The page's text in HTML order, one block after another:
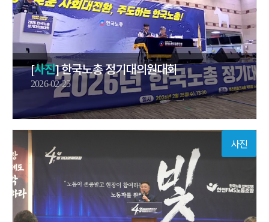
[사진] 한국노총 정기대의원대회
2026-02-25
사진